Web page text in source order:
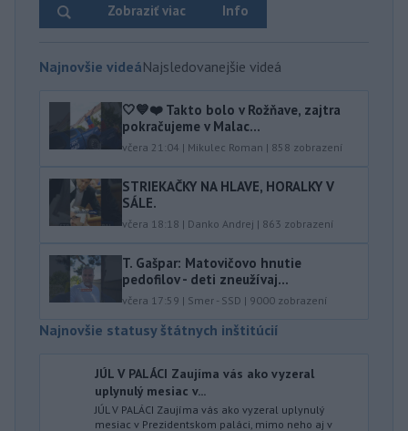
Info
Zobraziť viac
Najnovšie videáNajsledovanejšie videá
🤍💙❤️ Takto bolo v Rožňave, zajtra
pokračujeme v Malac...
včera 21:04 | Mikulec Roman | 858 zobrazení
STRIEKAČKY NA HLAVE, HORALKY V
SÁLE.
včera 18:18 | Danko Andrej | 863 zobrazení
T. Gašpar: Matovičovo hnutie
pedofilov - deti zneužívaj...
včera 17:59 | Smer - SSD | 9000 zobrazení
Najnovšie statusy štátnych inštitúcií
JÚL V PALÁCI Zaujíma vás ako vyzeral
uplynulý mesiac v...
JÚL V PALÁCI Zaujíma vás ako vyzeral uplynulý
mesiac v Prezidentskom paláci, mimo neho aj v